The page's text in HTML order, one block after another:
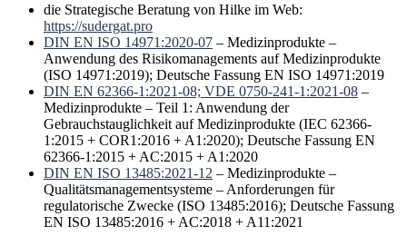
die Strategische Beratung von Hilke im Web:
https://sudergat.pro
DIN EN ISO 14971:2020-07 – Medizinprodukte –
Anwendung des Risikomanagements auf Medizinprodukte
(ISO 14971:2019); Deutsche Fassung EN ISO 14971:2019
DIN EN 62366-1:2021-08; VDE 0750-241-1:2021-08 –
Medizinprodukte – Teil 1: Anwendung der
Gebrauchstauglichkeit auf Medizinprodukte (IEC 62366-
1:2015 + COR1:2016 + A1:2020); Deutsche Fassung EN
62366-1:2015 + AC:2015 + A1:2020
DIN EN ISO 13485:2021-12 – Medizinprodukte –
Qualitätsmanagementsysteme – Anforderungen für
regulatorische Zwecke (ISO 13485:2016); Deutsche Fassung
EN ISO 13485:2016 + AC:2018 + A11:2021